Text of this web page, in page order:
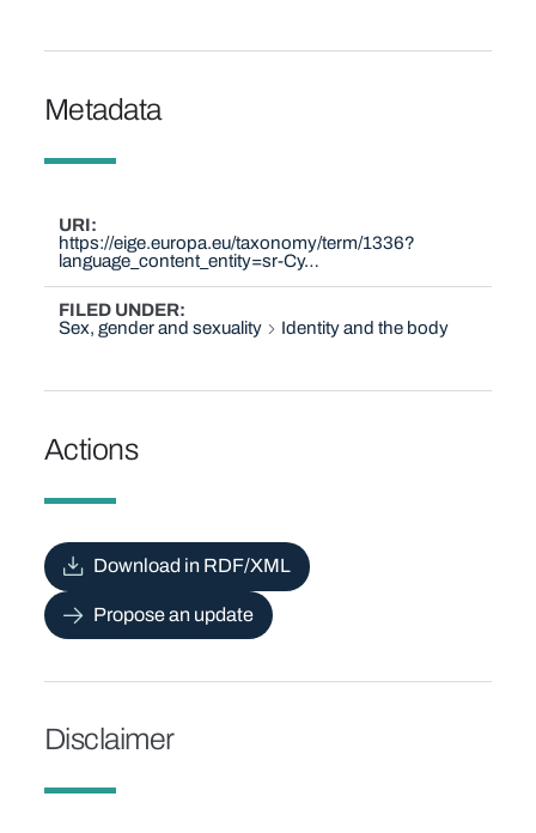
Metadata
URI
https://eige.europa.eu/taxonomy/term/1336?
language_content_entity=sr-Cy…
FILED UNDER
Sex, gender and sexuality
Identity and the body
Actions
Download in RDF/XML
Propose an update
Disclaimer